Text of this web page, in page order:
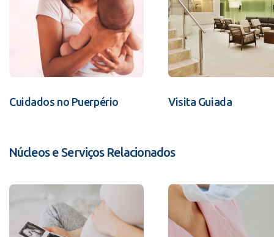
Cuidados no Puerpério Visita Guiada
Núcleos e Serviços Relacionados